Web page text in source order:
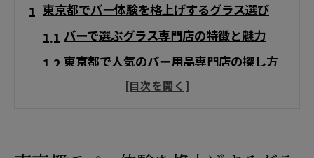
東京都でバー体験を格上げするグラス選び
バーで選ぶグラス専門店の特徴と魅力
東京都で人気のバー用品専門店の探し方
バーグラス購入前に知りたい選び方の基